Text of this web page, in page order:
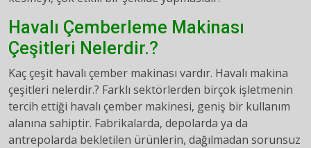
Havalı Çemberleme Makinası
Çeşitleri Nelerdir.?
Kaç çeşit havalı çember makinası vardır. Havalı makina
çeşitleri nelerdir.? Farklı sektörlerden birçok işletmenin
tercih ettiği havalı çember makinesi, geniş bir kullanım
alanına sahiptir. Fabrikalarda, depolarda ya da
antrepolarda bekletilen ürünlerin, dağılmadan sorunsuz